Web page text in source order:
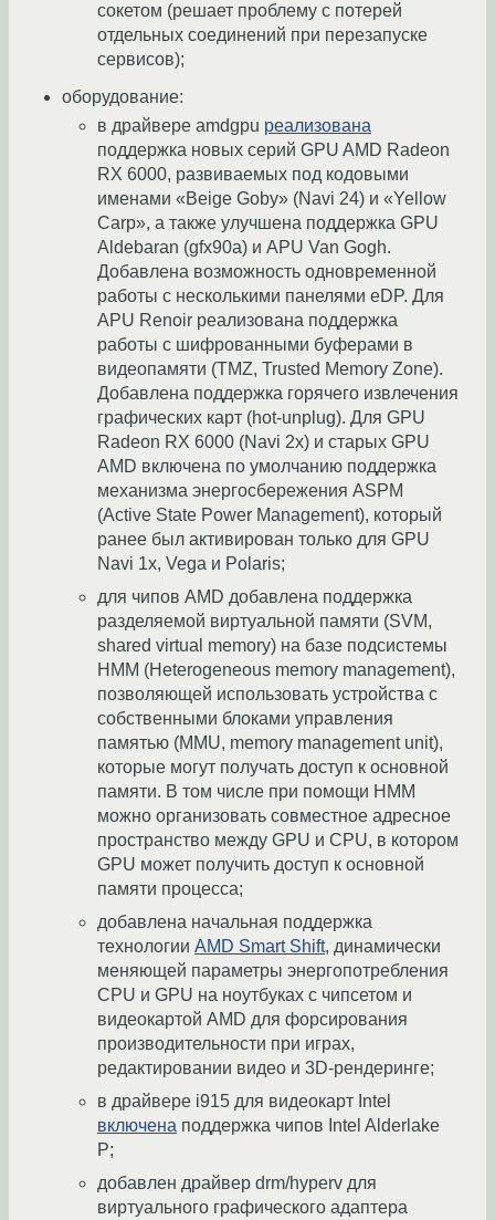
сокетом (решает проблему с потерей
отдельных соединений при перезапуске
сервисов);
оборудование:
в драйвере amdgpu реализована
поддержка новых серий GPU AMD Radeon
RX 6000, развиваемых под кодовыми
именами «Beige Goby» (Navi 24) и «Yellow
Carp», а также улучшена поддержка GPU
Aldebaran (gfx90a) и APU Van Gogh.
Добавлена возможность одновременной
работы с несколькими панелями eDP. Для
APU Renoir реализована поддержка
работы с шифрованными буферами в
видеопамяти (TMZ, Trusted Memory Zone).
Добавлена поддержка горячего извлечения
графических карт (hot-unplug). Для GPU
Radeon RX 6000 (Navi 2x) и старых GPU
AMD включена по умолчанию поддержка
механизма энергосбережения ASPM
(Active State Power Management), который
ранее был активирован только для GPU
Navi 1x, Vega и Polaris;
для чипов AMD добавлена поддержка
разделяемой виртуальной памяти (SVM,
shared virtual memory) на базе подсистемы
HMM (Heterogeneous memory management),
позволяющей использовать устройства с
собственными блоками управления
памятью (MMU, memory management unit),
которые могут получать доступ к основной
памяти. В том числе при помощи HMM
можно организовать совместное адресное
пространство между GPU и CPU, в котором
GPU может получить доступ к основной
памяти процесса;
добавлена начальная поддержка
технологии AMD Smart Shift, динамически
меняющей параметры энергопотребления
CPU и GPU на ноутбуках с чипсетом и
видеокартой AMD для форсирования
производительности при играх,
редактировании видео и 3D-рендеринге;
в драйвере i915 для видеокарт Intel
включена поддержка чипов Intel Alderlake
P;
добавлен драйвер drm/hyperv для
виртуального графического адаптера